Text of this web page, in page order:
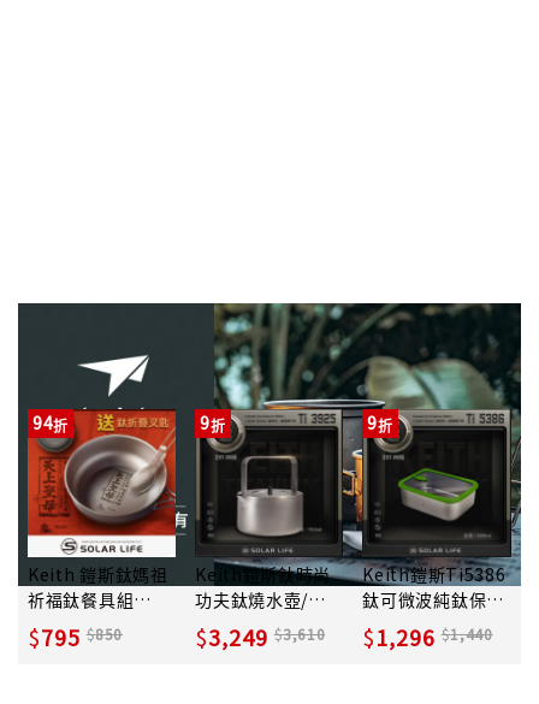
純鈦質感值得擁有
Keith 鎧斯鈦媽祖
祈福鈦餐具組
400ml折疊鈦碗＋
折疊鈦叉匙
94
795 850
Keith鎧斯鈦時尚
功夫鈦燒水壺/
950ml/ Ti3925
9
3,249 3,610
Keith鎧斯Ti5386
鈦可微波純鈦保鮮
盒/ 800ml
9
1,296 1,440